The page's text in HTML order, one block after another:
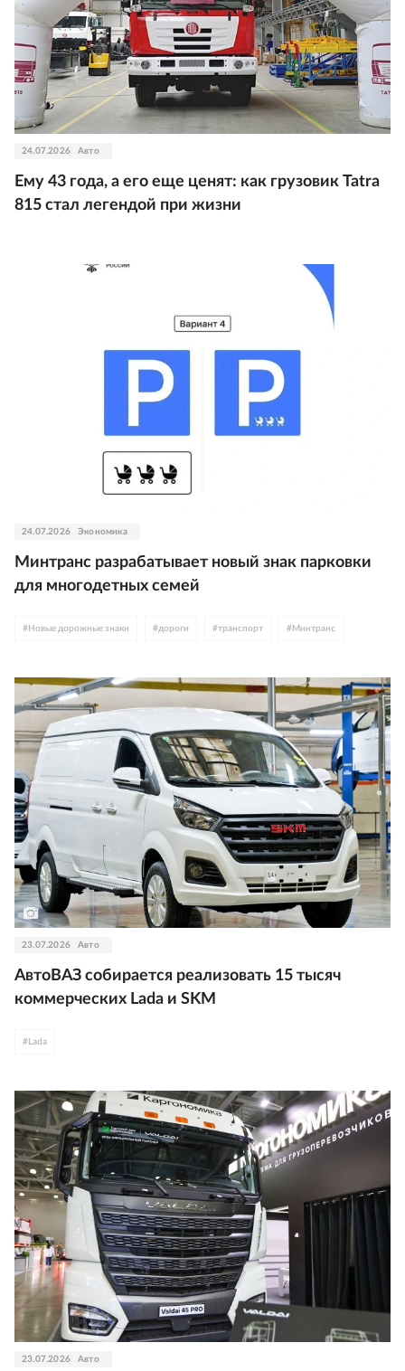
24.07.2026 Авто
Ему 43 года, а его еще ценят: как грузовик Tatra
815 стал легендой при жизни
24.07.2026 Экономика
Минтранс разрабатывает новый знак парковки
для многодетных семей
# Новые дорожные знаки # дороги #транспорт # Минтранс
23.07.2026 Авто
АвтоВАЗ собирается реализовать 15 тысяч
коммерческих Lada и SKM
# Lada
23.07.2026 Авто